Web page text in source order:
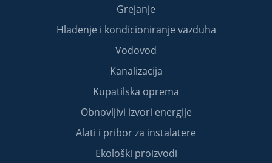
Grejanje
Hlađenje i kondicioniranje vazduha
Vodovod
Kanalizacija
Kupatilska oprema
Obnovljivi izvori energije
Alati i pribor za instalatere
Ekološki proizvodi